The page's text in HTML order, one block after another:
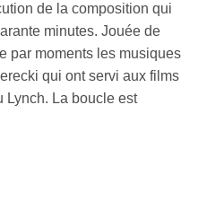
de la composition qui
minutes. Jouée de
par moments les musiques
qui ont servi aux films
Lynch. La boucle est